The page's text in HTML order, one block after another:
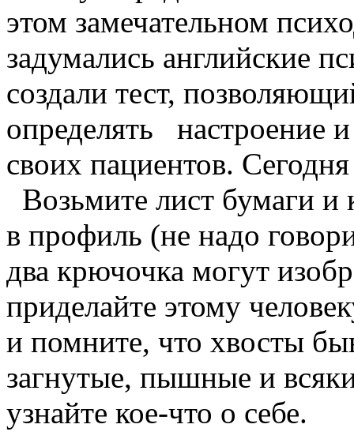
этом замечательном
задумались английские
создали тест,
определять настроение
своих пациентов.
Возьмите лист бумаги и
в профиль (не надо
два крючочка могут
приделайте этому
и помните, что хвосты
загнутые, пышные и
узнайте кое-что о себе.